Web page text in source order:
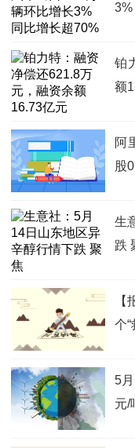
3%
铂
额
阿
股
生
跌
个
5
元/